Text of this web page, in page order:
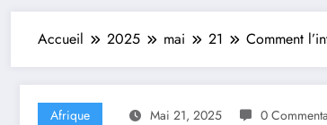
Accueil 2025 mai 21 Comment
Afrique Mai 21, 2025 0